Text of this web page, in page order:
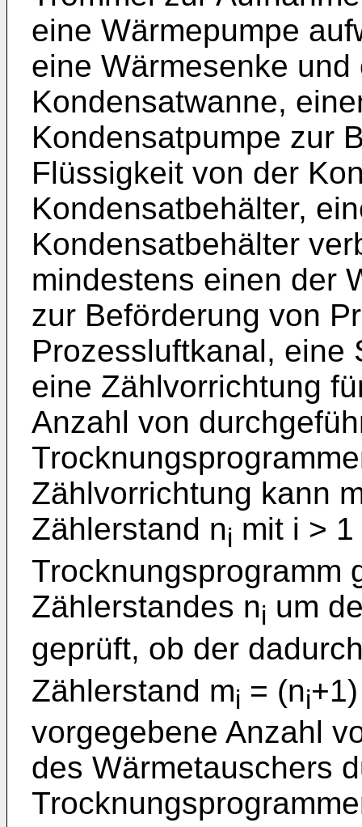
eine Wärmepumpe
eine Wärmesenke
Kondensatwanne,
Kondensatpumpe zur
Flüssigkeit von der
Kondensatbehälter,
Kondensatbehälter
mindestens einen der
zur Beförderung von
Prozessluftkanal, eine
eine Zählvorrichtung
Anzahl von
Zählvorrichtung kann
Zählerstand ni mit i >
Trocknungsprogramm
Zählerstandes ni um
geprüft, ob der
Zählerstand mi = (ni
vorgegebene Anzahl
des Wärmetauschers